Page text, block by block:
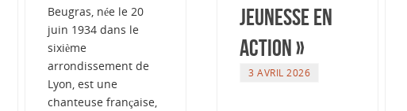
Beugras, née le 20
juin 1934 dans le
sixième
arrondissement de
Lyon, est une
chanteuse française,
Jeunesse en
Action »
3 AVRIL 2026